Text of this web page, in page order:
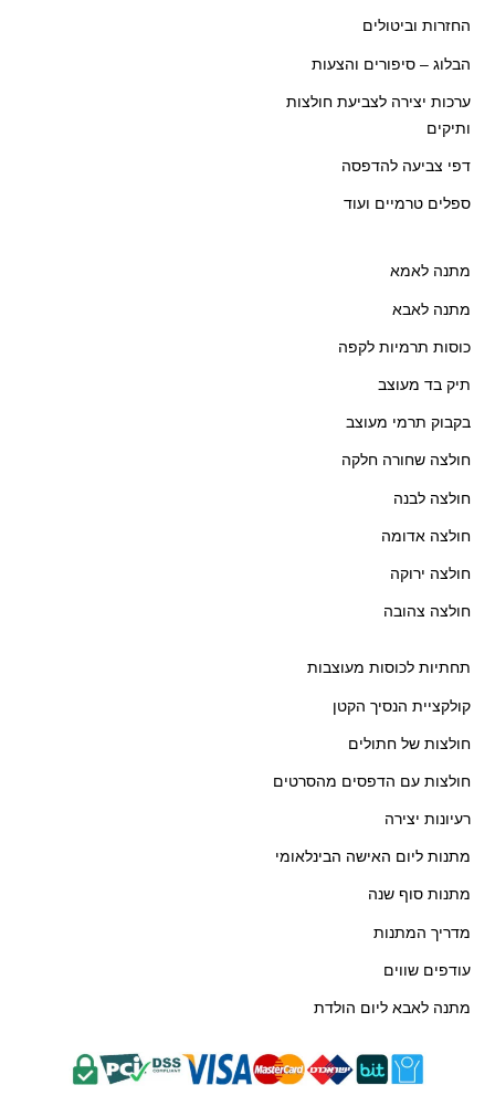
החזרות וביטולים
הבלוג – סיפורים והצעות
ערכות יצירה לצביעת חולצות
ותיקים
דפי צביעה להדפסה
ספלים טרמיים ועוד
מתנה לאמא
מתנה לאבא
כוסות תרמיות לקפה
תיק בד מעוצב
בקבוק תרמי מעוצב
חולצה שחורה חלקה
חולצה לבנה
חולצה אדומה
חולצה ירוקה
חולצה צהובה
תחתיות לכוסות מעוצבות
קולקציית הנסיך הקטן
חולצות של חתולים
חולצות עם הדפסים מהסרטים
רעיונות יצירה
מתנות ליום האישה הבינלאומי
מתנות סוף שנה
מדריך המתנות
עודפים שווים
מתנה לאבא ליום הולדת